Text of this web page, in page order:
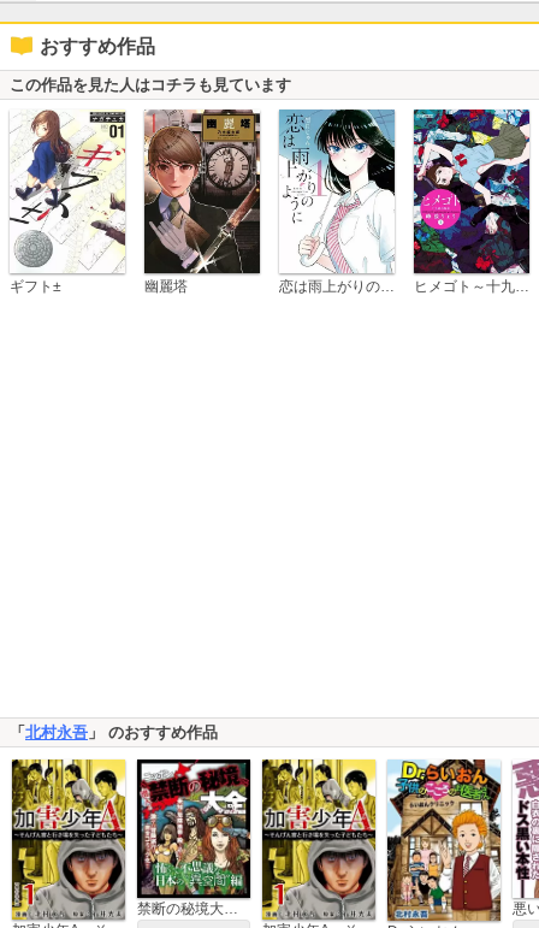
おすすめ作品
この作品を見た人はコチラも見ています
ギフト± 幽麗塔 ヒメゴト～十九歳の制服～
「 北村永吾 」 のおすすめ作品